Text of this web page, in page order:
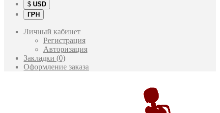
$ USD
ГРН
Личный кабинет
Регистрация
Авторизация
Закладки (0)
Оформление заказа